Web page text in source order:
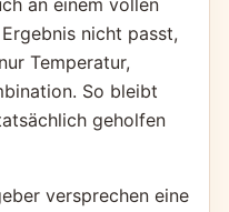
an einem vollen
nicht passt,
Temperatur,
So bleibt
geholfen
versprechen eine